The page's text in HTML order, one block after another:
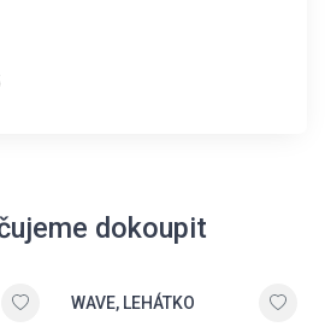
dokoupit
WAVE, LEHÁTKO